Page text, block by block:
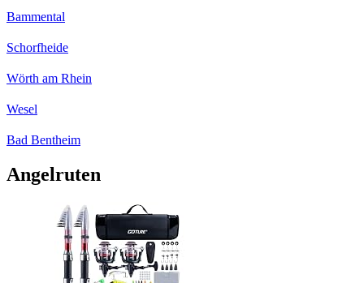
Bammental
Schorfheide
Wörth am Rhein
Wesel
Bad Bentheim
Angelruten